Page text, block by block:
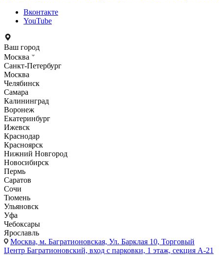
Вконтакте
YouTube
Ваш город
Москва
Санкт-Петербург
Москва
Челябинск
Самара
Калининград
Воронеж
Екатеринбург
Ижевск
Краснодар
Красноярск
Нижний Новгород
Новосибирск
Пермь
Саратов
Сочи
Тюмень
Ульяновск
Уфа
Чебоксары
Ярославль
Москва, м. Багратионовская, Ул. Барклая 10, Торговый
Центр Багратионовский, вход с парковки, 1 этаж, секция А-21